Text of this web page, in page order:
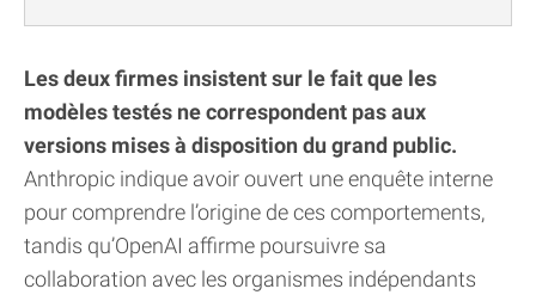
Les deux firmes insistent sur le fait que les
modèles testés ne correspondent pas aux
versions mises à disposition du grand public.
Anthropic indique avoir ouvert une enquête interne
pour comprendre l’origine de ces comportements,
tandis qu’OpenAI affirme poursuivre sa
collaboration avec les organismes indépendants